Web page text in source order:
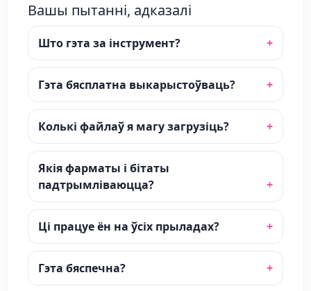
Вашы пытанні, адказалі
Што гэта за інструмент?
Гэта бясплатна выкарыстоўваць?
Колькі файлаў я магу загрузіць?
Якія фарматы і бітаты
падтрымліваюцца?
Ці працуе ён на ўсіх прыладах?
Гэта бяспечна?